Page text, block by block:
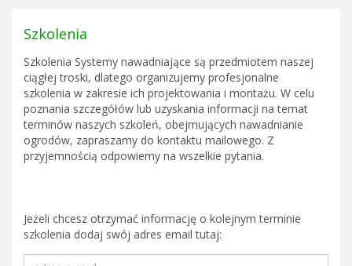
Szkolenia
Szkolenia Systemy nawadniające są przedmiotem naszej
ciągłej troski, dlatego organizujemy profesjonalne
szkolenia w zakresie ich projektowania i montażu. W celu
poznania szczegółów lub uzyskania informacji na temat
terminów naszych szkoleń, obejmujących nawadnianie
ogrodów, zapraszamy do kontaktu mailowego. Z
przyjemnością odpowiemy na wszelkie pytania.
Jeżeli chcesz otrzymać informację o kolejnym terminie
szkolenia dodaj swój adres email tutaj: